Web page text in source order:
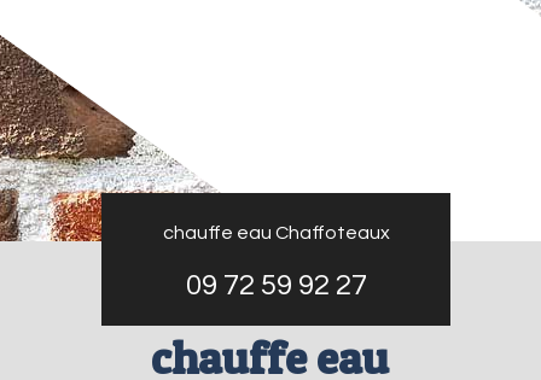
chauffe eau Chaffoteaux
09 72 59 92 27
chauffe eau